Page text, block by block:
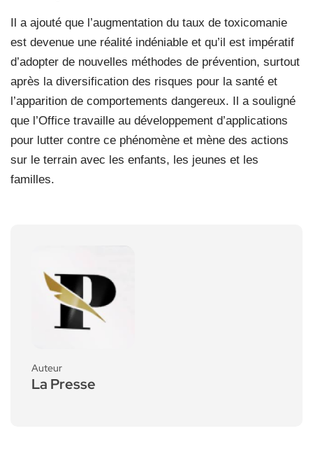
Il a ajouté que l’augmentation du taux de toxicomanie
est devenue une réalité indéniable et qu’il est impératif
d’adopter de nouvelles méthodes de prévention, surtout
après la diversification des risques pour la santé et
l’apparition de comportements dangereux. Il a souligné
que l’Office travaille au développement d’applications
pour lutter contre ce phénomène et mène des actions
sur le terrain avec les enfants, les jeunes et les
familles.
Auteur
La Presse